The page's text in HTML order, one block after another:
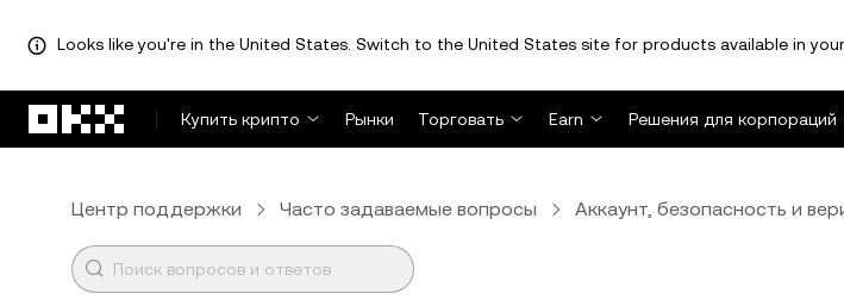
Looks like you're in the United States. Switch to the United States site for products available in your
Купить крипто
Рынки Торговать Earn Решения для корпораций
Центр поддержки Часто задаваемые вопросы Аккаунт, безопасность и